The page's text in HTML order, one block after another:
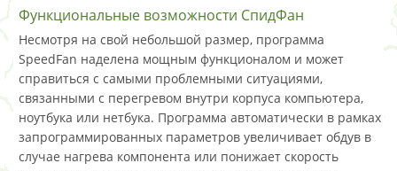
Функциональные возможности СпидФан
Несмотря на свой небольшой размер, программа
SpeedFan наделена мощным функционалом и может
справиться с самыми проблемными ситуациями,
связанными с перегревом внутри корпуса компьютера,
ноутбука или нетбука. Программа автоматически в рамках
запрограммированных параметров увеличивает обдув в
случае нагрева компонента или понижает скорость